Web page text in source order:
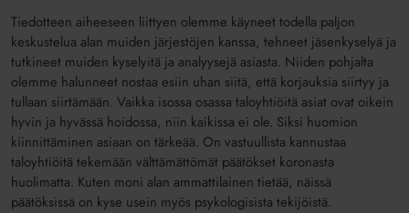
Tiedotteen aiheeseen liittyen olemme käyneet todella paljon
keskustelua alan muiden järjestöjen kanssa, tehneet jäsenkyselyä ja
tutkineet muiden kyselyitä ja analyysejä asiasta. Niiden pohjalta
olemme halunneet nostaa esiin uhan siitä, että korjauksia siirtyy ja
tullaan siirtämään. Vaikka isossa osassa taloyhtiöitä asiat ovat oikein
hyvin ja hyvässä hoidossa, niin kaikissa ei ole. Siksi huomion
kiinnittäminen asiaan on tärkeää. On vastuullista kannustaa
taloyhtiöitä tekemään välttämättömät päätökset koronasta
huolimatta. Kuten moni alan ammattilainen tietää, näissä
päätöksissä on kyse usein myös psykologisista tekijöistä.